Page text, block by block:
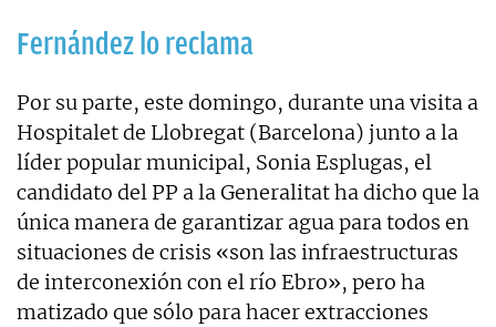
Fernández lo reclama
Por su parte, este domingo, durante una visita a
Hospitalet de Llobregat (Barcelona) junto a la
líder popular municipal, Sonia Esplugas, el
candidato del PP a la Generalitat ha dicho que la
única manera de garantizar agua para todos en
situaciones de crisis «son las infraestructuras
de interconexión con el río Ebro», pero ha
matizado que sólo para hacer extracciones